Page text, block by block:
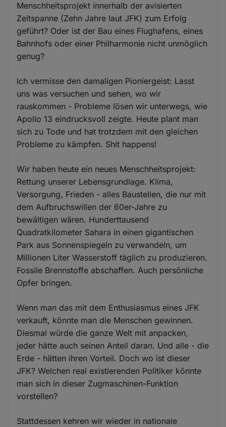
Menschheitsprojekt innerhalb der avisierten
Zeitspanne (Zehn Jahre laut JFK) zum Erfolg
geführt? Oder ist der Bau eines Flughafens, eines
Bahnhofs oder einer Philharmonie nicht unmöglich
genug?
Ich vermisse den damaligen Pioniergeist: Lasst
uns was versuchen und sehen, wo wir
rauskommen - Probleme lösen wir unterwegs, wie
Apollo 13 eindrucksvoll zeigte. Heute plant man
sich zu Tode und hat trotzdem mit den gleichen
Probleme zu kämpfen. Shit happens!
Wir haben heute ein neues Menschheitsprojekt:
Rettung unserer Lebensgrundlage. Klima,
Versorgung, Frieden - alles Baustellen, die nur mit
dem Aufbruchswillen der 60er-Jahre zu
bewältigen wären. Hunderttausend
Quadratkilometer Sahara in einen gigantischen
Park aus Sonnenspiegeln zu verwandeln, um
Millionen Liter Wasserstoff täglich zu produzieren.
Fossile Brennstoffe abschaffen. Auch persönliche
Opfer bringen.
Wenn man das mit dem Enthusiasmus eines JFK
verkauft, könnte man die Menschen gewinnen.
Diesmal würde die ganze Welt mit anpacken,
jeder hätte auch seinen Anteil daran. Und alle - die
Erde - hätten ihren Vorteil. Doch wo ist dieser
JFK? Welchen real existierenden Politiker könnte
man sich in dieser Zugmaschinen-Funktion
vorstellen?
Stattdessen kehren wir wieder in nationale